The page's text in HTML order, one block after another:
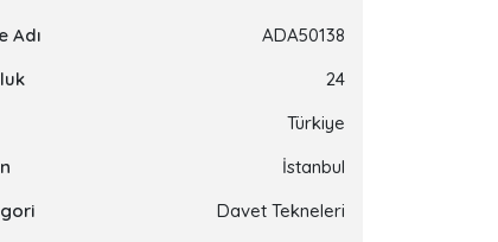
Adı
ADA50138
24
Türkiye
İstanbul
Davet Tekneleri